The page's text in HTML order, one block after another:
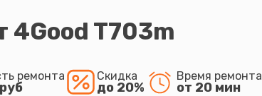
4Good T703m
ремонта Скидка
до 20%
Время ремонта
от 20 мин